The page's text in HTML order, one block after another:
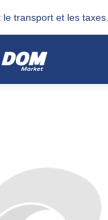
transport et les taxes.